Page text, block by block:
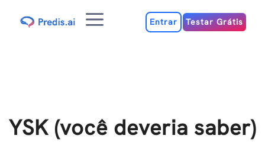
para
MenuEntrar Testar Grátis
YSK (você deveria saber)